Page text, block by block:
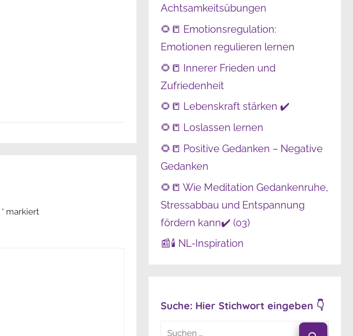
* markiert
Achtsamkeitsübungen
🌻📒 Emotionsregulation:
Emotionen regulieren lernen
🌻📒 Innerer Frieden und
Zufriedenheit
🌻📒 Lebenskraft stärken ✔️
🌻📒 Loslassen lernen
🌻📒 Positive Gedanken – Negative
Gedanken
🌻📒 Wie Meditation Gedankenruhe,
Stressabbau und Entspannung
fördern kann✔️ (03)
📰🕯️ NL-Inspiration
Suche: Hier Stichwort eingeben 👇
Suchen